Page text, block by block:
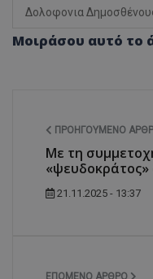
Δολοφονια
Μοιράσου αυτό το
ΠΡΟΗΓΟΎΜΕΝΟ
Με τη
21.11.2025 - 13:37
ΕΠΌΜΕΝΟ ΆΡΘΡΟ